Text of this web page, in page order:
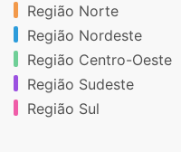
Região Norte
Região Nordeste
Região Centro-Oeste
Região Sudeste
Região Sul